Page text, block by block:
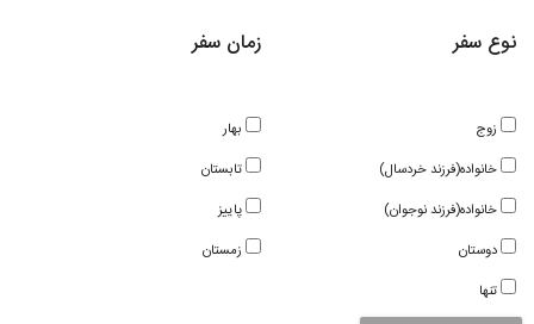
زمان سفر
بهار
تابستان
پاییز
زمستان
نوع سفر
زوج
خانواده(فرزند خردسال)
خانواده(فرزند نوجوان)
دوستان
تنها